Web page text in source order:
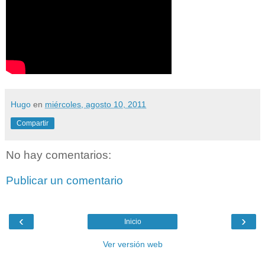
Hugo en miércoles, agosto 10, 2011
Compartir
No hay comentarios:
Publicar un comentario
‹ ›
Inicio
Ver versión web